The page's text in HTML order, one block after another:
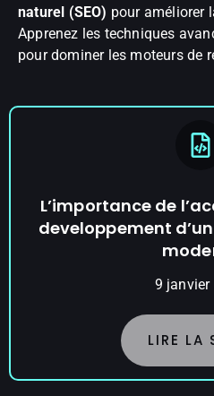
naturel (SEO) pour améliorer
Apprenez les techniques
pour dominer les moteurs de
L’importance de
developpement
9 janvier
LIRE LA